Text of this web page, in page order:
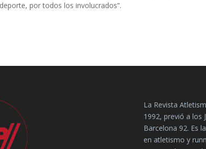
por todos los involucrados”.
La Revista
1992, previó a los
Barcelona 92. Es
en atletismo y